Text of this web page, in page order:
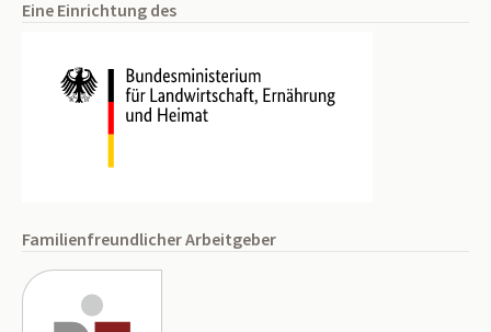
Eine Einrichtung des
Familienfreundlicher Arbeitgeber